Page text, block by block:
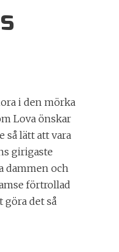
i den mörka
Lova önskar
så lätt att vara
girigaste
dammen och
förtrollad
göra det så